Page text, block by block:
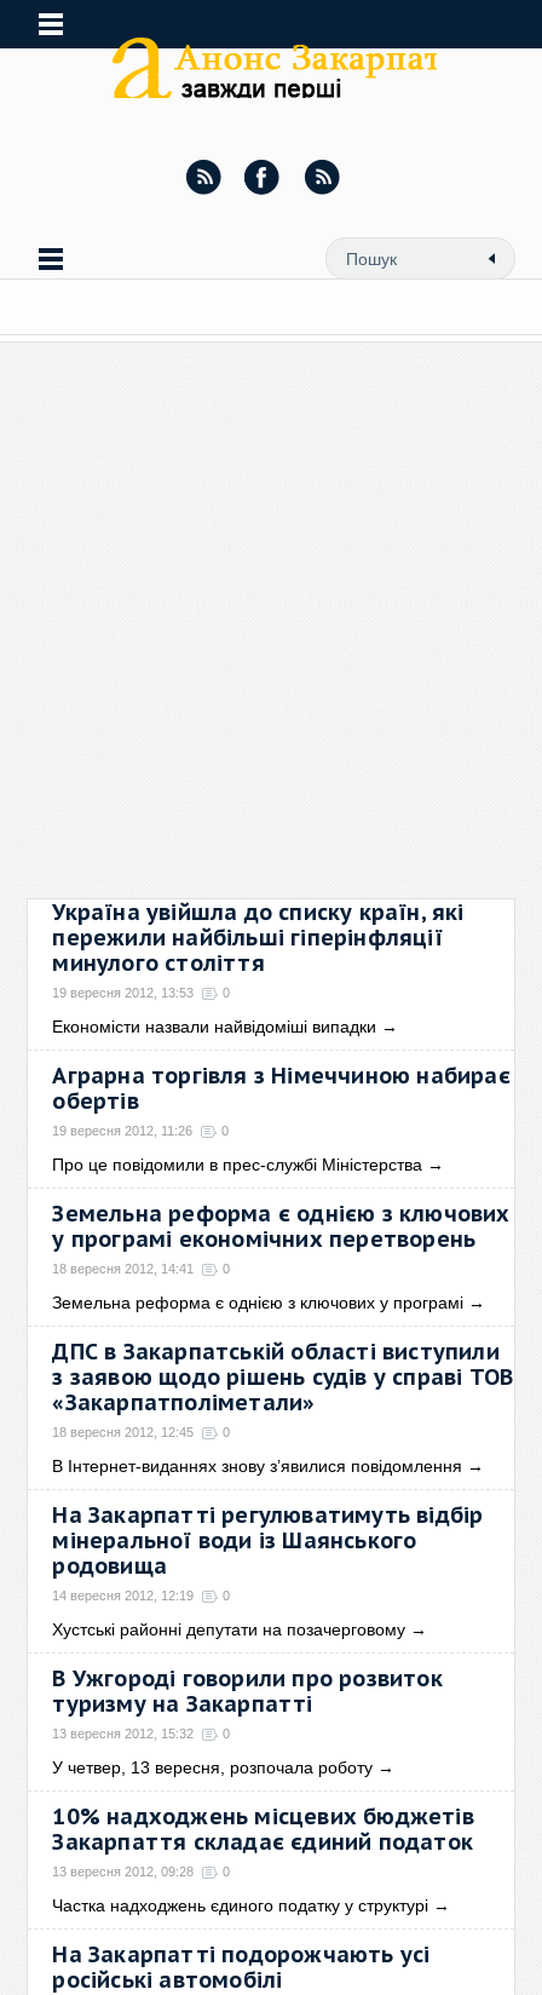
Україна увійшла до списку країн, які
пережили найбільші гіперінфляції
минулого століття
19 вересня 2012, 13:53 0
Економісти назвали найвідоміші випадки →
Аграрна торгівля з Німеччиною набирає
обертів
19 вересня 2012, 11:26 0
Про це повідомили в прес-службі Міністерства →
Земельна реформа є однією з ключових
у програмі економічних перетворень
18 вересня 2012, 14:41 0
Земельна реформа є однією з ключових у програмі →
ДПС в Закарпатській області виступили
з заявою щодо рішень судів у справі ТОВ
«Закарпатполіметали»
18 вересня 2012, 12:45 0
В Інтернет-виданнях знову з’явилися повідомлення →
На Закарпатті регулюватимуть відбір
мінеральної води із Шаянського
родовища
14 вересня 2012, 12:19 0
Хустські районні депутати на позачерговому →
В Ужгороді говорили про розвиток
туризму на Закарпатті
13 вересня 2012, 15:32 0
У четвер, 13 вересня, розпочала роботу →
10% надходжень місцевих бюджетів
Закарпаття складає єдиний податок
13 вересня 2012, 09:28 0
Частка надходжень єдиного податку у структурі →
На Закарпатті подорожчають усі
російські автомобілі